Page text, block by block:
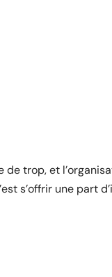
de trop, et
s’offrir une part